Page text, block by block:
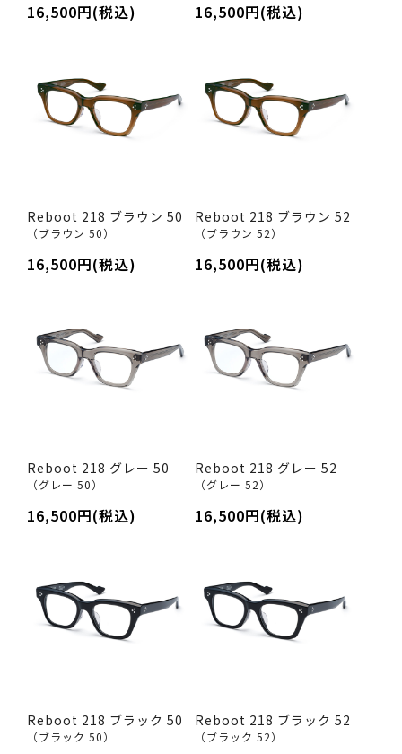
16,500円(税込) 16,500円(税込)
Reboot 218 ブラウン 50
（ブラウン 50）
16,500円(税込)
Reboot 218 ブラウン 52
（ブラウン 52）
16,500円(税込)
Reboot 218 グレー 50
（グレー 50）
16,500円(税込)
Reboot 218 グレー 52
（グレー 52）
16,500円(税込)
Reboot 218 ブラック 50
（ブラック 50）
Reboot 218 ブラック 52
（ブラック 52）